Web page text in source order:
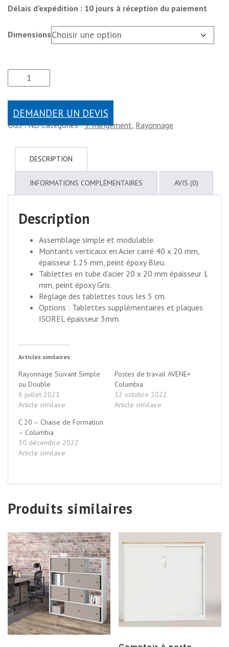
Délais d’expédition : 10 jours à réception du paiement
Dimensions
DEMANDER UN DEVIS
UGS :ND Catégories :5. Rangement Rayonnage
DESCRIPTION
INFORMATIONS COMPLÉMENTAIRES AVIS (0)
Description
Assemblage simple et modulable.
Montants verticaux en Acier carré 40 x 20 mm,
épaisseur 1.25 mm, peint époxy Bleu.
Tablettes en tube d’acier 20 x 20 mm épaisseur 1
mm, peint époxy Gris.
Réglage des tablettes tous les 5 cm.
Options : Tablettes supplémentaires et plaques
ISOREL épaisseur 3mm.
Articles similaires
Rayonnage Suivant Simple
ou Double
6 juillet 2021
Article similaire
Postes de travail AVENE+
Columbia
12 octobre 2022
Article similaire
C 20 – Chaise de Formation
– Columbia
30 décembre 2022
Article similaire
Produits similaires